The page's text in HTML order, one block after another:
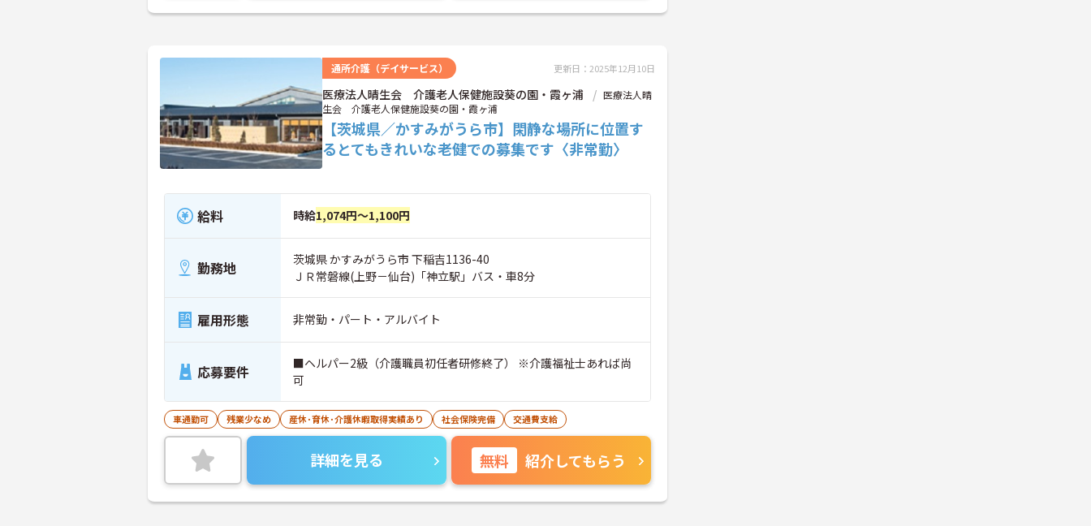
通所介護（デイサービス） 更新日：2025年12月10日
医療法人晴生会 介護老人保健施設葵の園・霞ヶ浦
医療法人晴
生会 介護老人保健施設葵の園・霞ヶ浦
【茨城県／かすみがうら市】閑静な場所に位置す
るとてもきれいな老健での募集です〈非常勤〉
給料 時給1,074円～1,100円
勤務地
茨城県 かすみがうら市 下稲吉1136-40
ＪＲ常磐線(上野－仙台)「神立駅」バス・車8分
雇用形態 非常勤・パート・アルバイト
応募要件
■ヘルパー2級（介護職員初任者研修終了） ※介護福祉士あれば尚
可
車通勤可 残業少なめ 産休･育休･介護休暇取得実績あり 社会保険完備 交通費支給
詳細を見る 無料 紹介してもらう